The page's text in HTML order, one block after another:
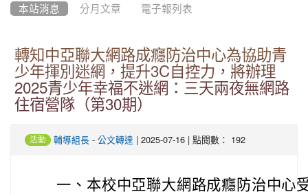
本站消息 分月文章 電子報列表
轉知中亞聯大網路成癮防治中心為協助青
少年揮別迷網，提升3C自控力，將辦理
2025青少年幸福不迷網：三天兩夜無網路
住宿營隊（第30期）
活動 輔導組長 - 公文轉達 | 2025-07-16 | 點閱數： 192
一、 本校中亞聯大網路成癮防治中心